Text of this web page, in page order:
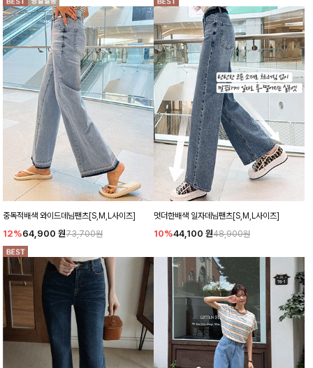
중독적배색 와이드데님팬츠[S,M,L사이즈]
12%64,900 원73,700원
멋더한배색 일자데님팬츠[S,M,L사이즈]
10%44,100 원48,900원